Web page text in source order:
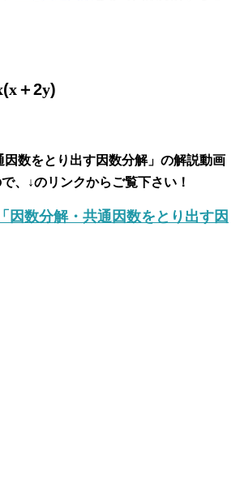
(x＋2y)
数をとり出す因数分解」の解説動画
、↓のリンクからご覧下さい！
因数分解・共通因数をとり出す因